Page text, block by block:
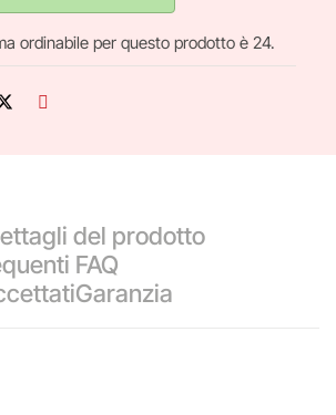
ordinabile per questo prodotto è 24.
del prodotto
FAQ
Garanzia